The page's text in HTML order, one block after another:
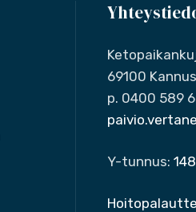
69100 Kannus
p. 0400 589
Y-tunnus: